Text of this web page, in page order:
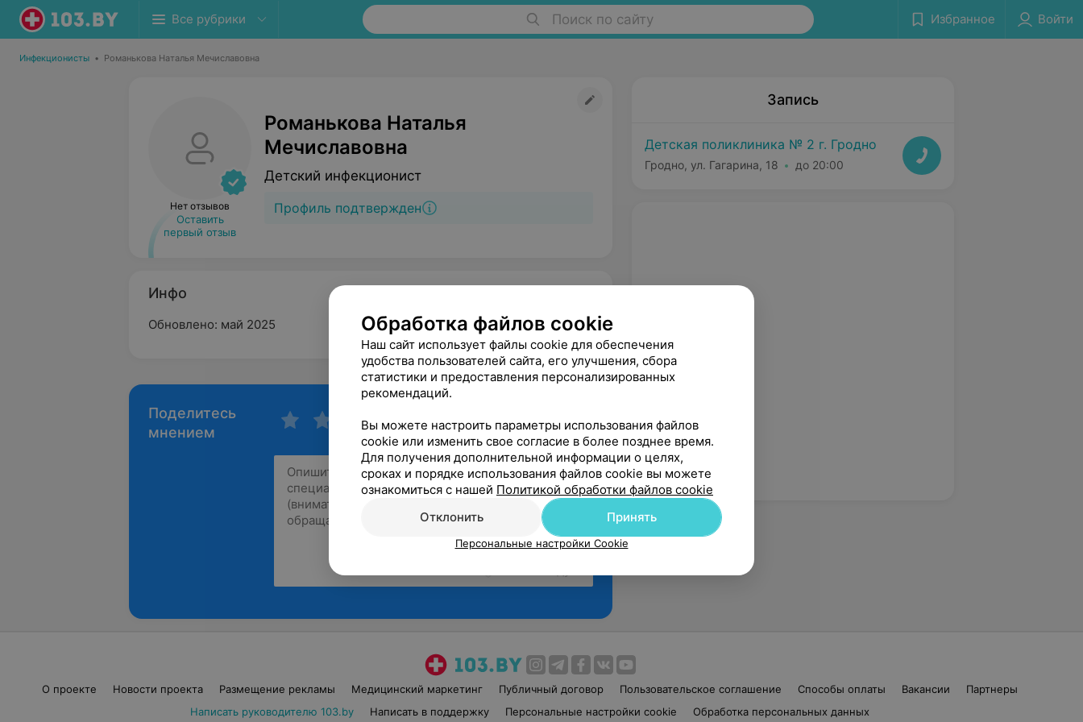
Все рубрики Поиск по сайту Избранное Войти
Инфекционисты • Романькова Наталья Мечиславовна
Нет отзывов
Оставить
первый отзыв
Романькова Наталья
Мечиславовна
Детский инфекционист
Профиль подтвержден
Инфо
Обновлено: май 2025
Поделитесь
мнением
Запись
Детская поликлиника № 2 г. Гродно
Гродно, ул. Гагарина, 18 до 20:00
О проекте Новости проекта Размещение рекламы Медицинский маркетинг Публичный договор Пользовательское соглашение Способы оплаты Вакансии
Партнеры
Написать руководителю 103.by
Написать в поддержку Персональные настройки cookie Обработка персональных данных
Обработка файлов cookie
Наш сайт использует файлы cookie для обеспечения
удобства пользователей сайта, его улучшения, сбора
статистики и предоставления персонализированных
рекомендаций.
Вы можете настроить параметры использования файлов
cookie или изменить свое согласие в более позднее время.
Для получения дополнительной информации о целях,
сроках и порядке использования файлов cookie вы можете
ознакомиться с нашей Политикой обработки файлов cookie
Отклонить
Принять
Персональные настройки Cookie